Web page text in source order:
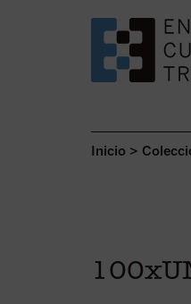
SALTAR AL
Inicio >